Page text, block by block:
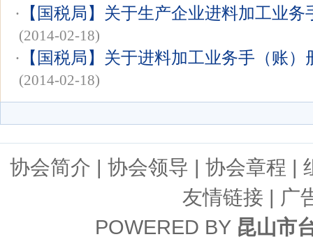
· 【国税局】关于生产企业进料加工业
(2014-02-18)
· 【国税局】关于进料加工业务手（账
(2014-02-18)
协会简介 | 协会领导 | 协会章程 |
友情链接 | 广
POWERED BY 昆山市